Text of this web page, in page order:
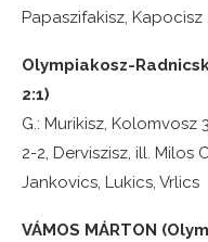
Papaszifakisz,
Olympiakosz-
2:1)
G.: Murikisz, Kolomvosz
2-2, Derviszisz, ill. Milos
Jankovics, Lukics, Vrlics
VÁMOS MÁRTON